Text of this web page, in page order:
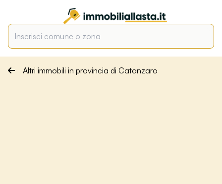
Altri immobili in provincia di Catanzaro